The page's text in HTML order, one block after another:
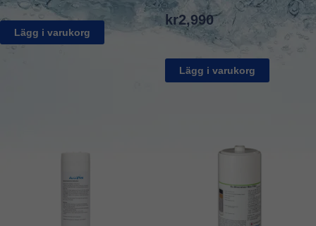
Lägg i varukorg
kr2,990
Lägg i varukorg